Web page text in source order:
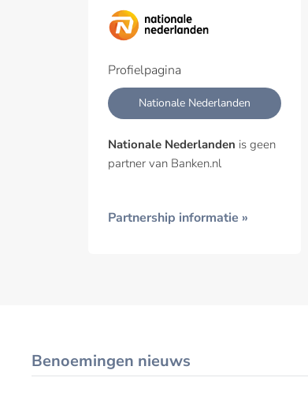
Profielpagina
Nationale Nederlanden
Nationale Nederlanden is geen
partner van Banken.nl
Partnership informatie »
nieuwe directeur
Marketing & Verkoop
Nationale-
Nederlanden en
Goldschmeding
Foundation bundelen
Benoemingen nieuws